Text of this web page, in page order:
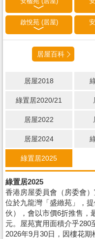
啟悅苑 (居屋)
居屋百科
居屋2018
綠置居2020/21
居屋2022
居屋2024
綠置居2025
綠置居2025
香港房屋委員會（房委會
位於九龍灣「盛緻苑」，
伙），會以市價6折推售，
元。屋苑實用面積介乎280
2026年9月30日，因樓花